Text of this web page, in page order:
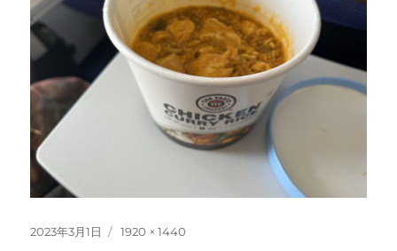
投
2023年3月1日
フ
1920 × 1440